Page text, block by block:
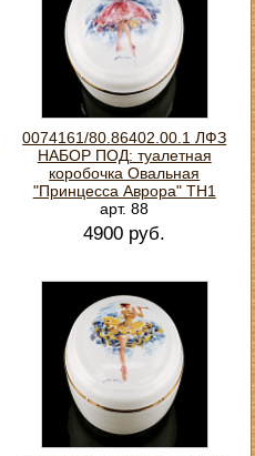
0074161/80.86402.00.1 ЛФЗ
НАБОР ПОД: туалетная
коробочка Овальная
"Принцесса Аврора" ТН1
арт. 88
4900 руб.